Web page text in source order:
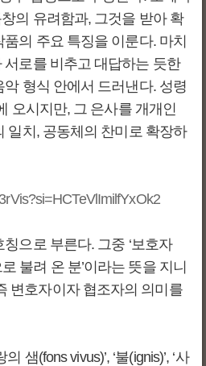
의 유려함과, 그것을 받아 확
의 주요 특징을 이룬다. 마치
로를 비추고 대답하는 듯한
형식 안에서 드러낸다. 성령
오시지만, 그 은사를 개개인
일치, 공동체의 찬미로 확장하
으로 부른다. 그중 ‘보호자
로 불려 온 분’이라는 뜻을 지니
변호자이자 협조자의 의미를
샘(fons vivus)’, ‘불(ignis)’, ‘사